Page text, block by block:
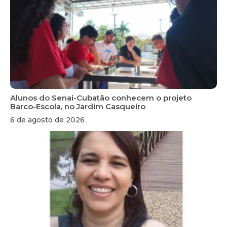
Alunos do Senai-Cubatão conhecem o projeto
Barco-Escola, no Jardim Casqueiro
6 de agosto de 2026